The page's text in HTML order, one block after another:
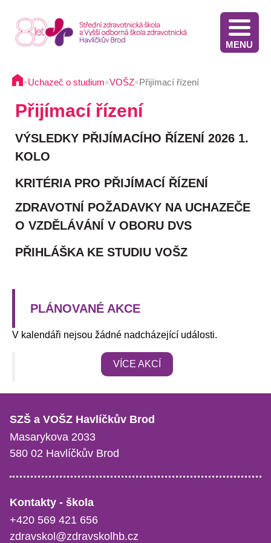
MENU
•Uchazeč o studium•VOŠZ•Přijímací řízení
Přijímací řízení
VÝSLEDKY PŘIJÍMACÍHO ŘÍZENÍ 2026 1.
KOLO
KRITÉRIA PRO PŘIJÍMACÍ ŘÍZENÍ
ZDRAVOTNÍ POŽADAVKY NA UCHAZEČE
O VZDĚLÁVÁNÍ V OBORU DVS
PŘIHLÁŠKA KE STUDIU VOŠZ
PLÁNOVANÉ AKCE
V kalendáři nejsou žádné nadcházející události.
VÍCE AKCÍ
SZŠ a VOŠZ Havlíčkův Brod
Masarykova 2033
580 02 Havlíčkův Brod
Kontakty - škola
+420 569 421 656
zdravskol@zdravskolhb.cz